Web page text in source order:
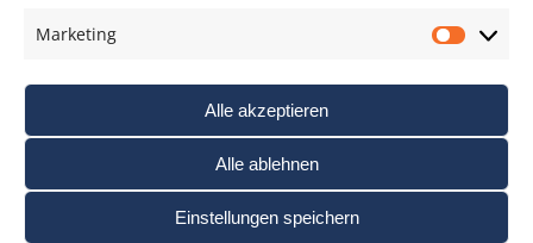
Marketing
Alle akzeptieren
Alle ablehnen
Einstellungen speichern